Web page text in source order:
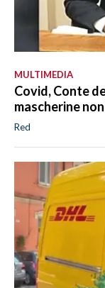
MULTIMEDIA
Covid, Conte
mascherine
Red